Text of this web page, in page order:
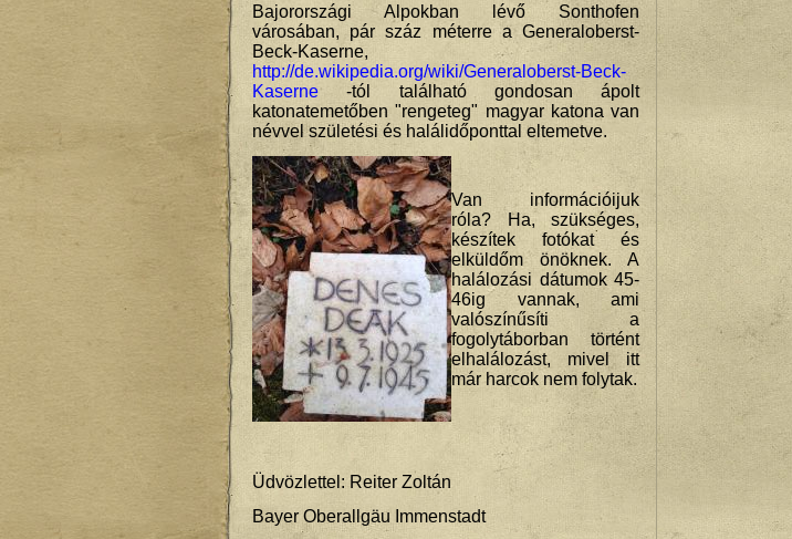
Bajorországi Alpokban lévő Sonthofen
városában, pár száz méterre a Generaloberst-
Beck-Kaserne,
http://de.wikipedia.org/wiki/Generaloberst-Beck-
Kaserne-tól található gondosan ápolt
katonatemetőben "rengeteg" magyar katona van
névvel születési és halálidőponttal eltemetve.
Van információijuk
róla? Ha, szükséges,
készítek fotókat és
elküldőm önöknek. A
halálozási dátumok 45-
46ig vannak, ami
valószínűsíti a
fogolytáborban történt
elhalálozást, mivel itt
már harcok nem folytak.
Üdvözlettel: Reiter Zoltán
Bayer Oberallgäu Immenstadt